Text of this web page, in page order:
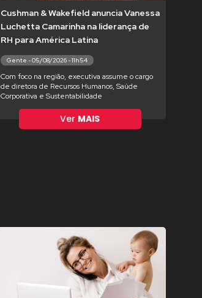
Cushman & Wakefield anuncia Vanessa
Luchetta Camarinha na liderança de
RH para América Latina
Gente - 05/08/2026 - 11h54
Com foco na região, executiva assume o cargo
de diretora de Recursos Humanos, Saúde
Corporativa e Sustentabilidade
Ver MAIS